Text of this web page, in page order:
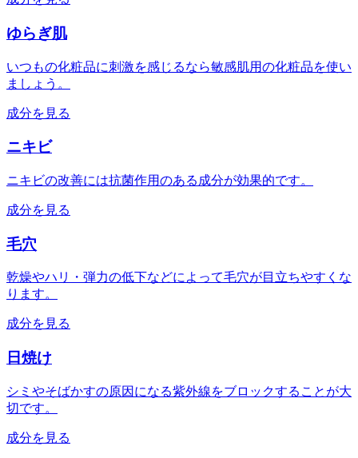
ゆらぎ肌
いつもの化粧品に刺激を感じるなら敏感肌用の化粧品を使い
ましょう。
成分を見る
ニキビ
ニキビの改善には抗菌作用のある成分が効果的です。
成分を見る
毛穴
乾燥やハリ・弾力の低下などによって毛穴が目立ちやすくな
ります。
成分を見る
日焼け
シミやそばかすの原因になる紫外線をブロックすることが大
切です。
成分を見る